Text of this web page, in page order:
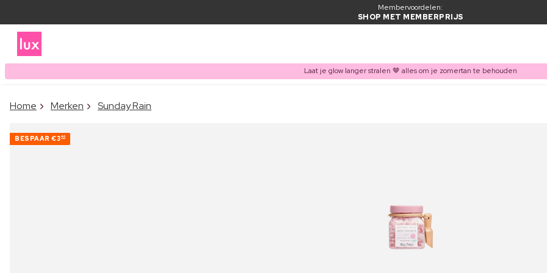
Membervoordelen:
SHOP MET MEMBERPRIJS
Laat je glow langer stralen 🤎 alles om je zomertan te behouden
Home Merken Sunday Rain
BESPAAR €340